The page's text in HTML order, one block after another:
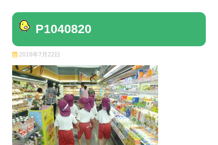
P1040820
2016年7月22日